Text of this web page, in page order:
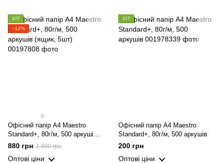
ХІТ
−12%
8
Офісний папір А4 Maestro
Standard+, 80г/м, 500 аркушів
(ящик, 5шт)
880 грн 1 000 грн
Оптові ціни
ХІТ
Офісний папір А4 Maestro
Standard+, 80г/м, 500 аркушів
200 грн
Оптові ціни